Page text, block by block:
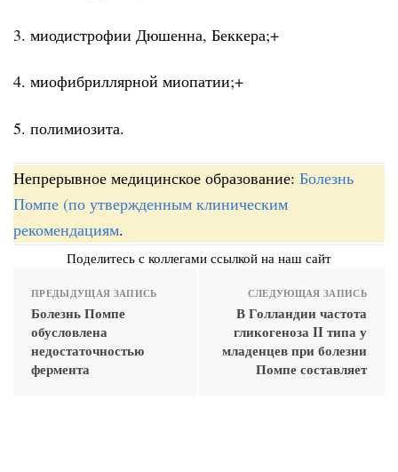
3. миодистрофии Дюшенна, Беккера;+
4. миофибриллярной миопатии;+
5. полимиозита.
Непрерывное медицинское образование: Болезнь
Помпе (по утвержденным клиническим
рекомендациям.
Поделитесь с коллегами ссылкой на наш сайт
ПРЕДЫДУЩАЯ ЗАПИСЬ
Болезнь Помпе
обусловлена
недостаточностью
фермента
СЛЕДУЮЩАЯ ЗАПИСЬ
В Голландии частота
гликогеноза II типа у
младенцев при болезни
Помпе составляет